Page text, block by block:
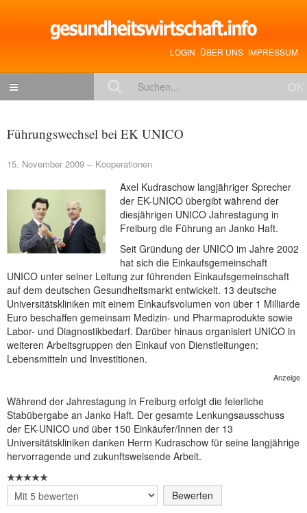
LOGIN ÜBER UNS IMPRESSUM
Gesundheitspolitik
Zukunftstrends
Management
Medizin & Pharma
Gesundheit
Jobs & Karriere
Mitglieder-Beiträge
NEUER BEITRAG
Führungswechsel bei EK UNICO
15. November 2009 Kooperationen
Axel Kudraschow langjähriger Sprecher
der EK-UNICO übergibt während der
diesjährigen UNICO Jahrestagung in
Freiburg die Führung an Janko Haft.
Seit Gründung der UNICO im Jahre 2002
hat sich die Einkaufsgemeinschaft
UNICO unter seiner Leitung zur führenden Einkaufsgemeinschaft
auf dem deutschen Gesundheitsmarkt entwickelt. 13 deutsche
Universitätskliniken mit einem Einkaufsvolumen von über 1 Milliarde
Euro beschaffen gemeinsam Medizin- und Pharmaprodukte sowie
Labor- und Diagnostikbedarf. Darüber hinaus organisiert UNICO in
weiteren Arbeitsgruppen den Einkauf von Dienstleitungen;
Lebensmitteln und Investitionen.
Anzeige
Während der Jahrestagung in Freiburg erfolgt die feierliche
Stabübergabe an Janko Haft. Der gesamte Lenkungsausschuss
der EK-UNICO und über 150 Einkäufer/Innen der 13
Universitätskliniken danken Herrn Kudraschow für seine langjährige
hervorragende und zukunftsweisende Arbeit.
Bitte
bewerten